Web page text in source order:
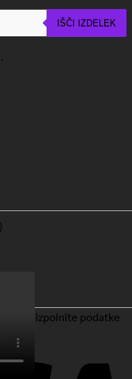
COD izpolnite podatke
IŠČI IZDELEK